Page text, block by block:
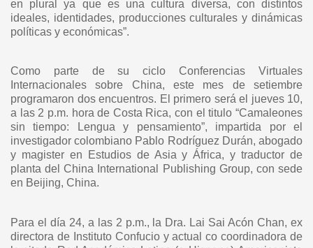
en plural ya que es una cultura diversa, con distintos
ideales, identidades, producciones culturales y dinámicas
políticas y económicas”.
Como parte de su ciclo Conferencias Virtuales
Internacionales sobre China, este mes de setiembre
programaron dos encuentros. El primero será el jueves 10,
a las 2 p.m. hora de Costa Rica, con el titulo “Camaleones
sin tiempo: Lengua y pensamiento”, impartida por el
investigador colombiano Pablo Rodríguez Durán, abogado
y magister en Estudios de Asia y África, y traductor de
planta del China International Publishing Group, con sede
en Beijing, China.
Para el día 24, a las 2 p.m., la Dra. Lai Sai Acón Chan, ex
directora de Instituto Confucio y actual co coordinadora de